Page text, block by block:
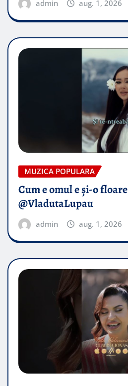
admin aug. 1, 2026
MUZICA POPULARA
Cum e omul e și-o floare
@VladutaLupau
admin aug. 1, 2026